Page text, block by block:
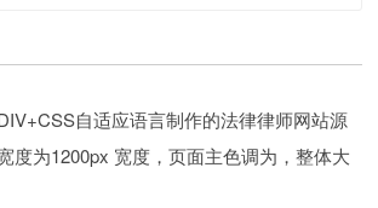
自适应语言制作的法律律师网站源
度为1200px 宽度，页面主色调为，整体大